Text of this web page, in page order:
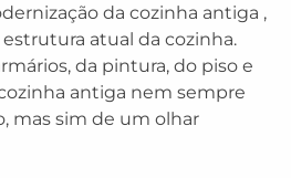
da cozinha antiga ,
estrutura atual da cozinha.
da pintura, do piso e
antiga nem sempre
mas sim de um olhar